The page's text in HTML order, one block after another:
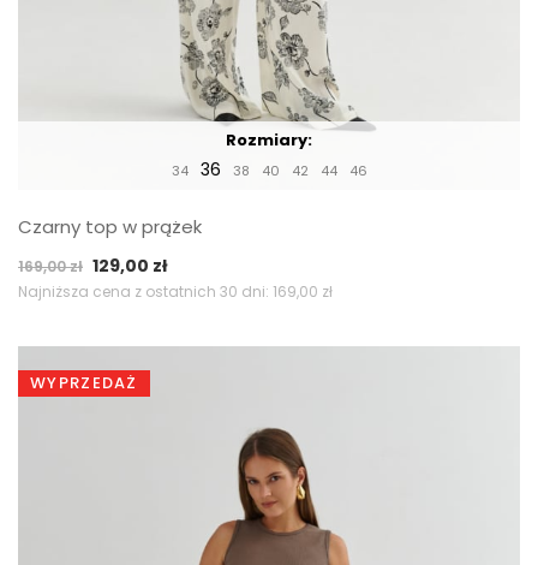
Rozmiary:
34 36 38 40 42 44 46
Czarny top w prążek
169,00zł Pierwotna
cena
169,00 zł.
129,00 złAktualna
cena
129,00 zł.
Najniższa cena z ostatnich 30 dni: 169,00 zł
WYPRZEDAŻ